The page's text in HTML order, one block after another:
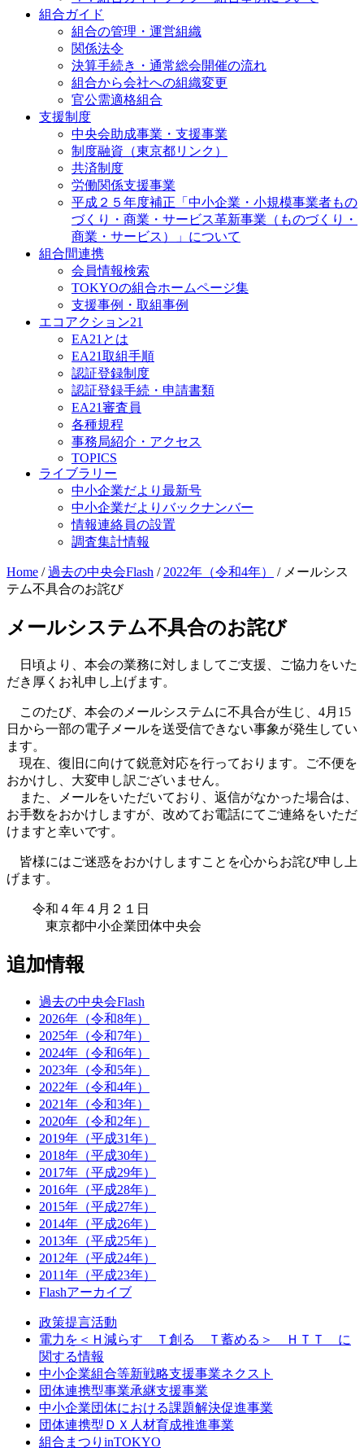
組合ガイド
組合の管理・運営組織
関係法令
決算手続き・通常総会開催の流れ
組合から会社への組織変更
官公需適格組合
支援制度
中央会助成事業・支援事業
制度融資（東京都リンク）
共済制度
労働関係支援事業
平成２５年度補正「中小企業・小規模事業者もの
づくり・商業・サービス革新事業（ものづくり・
商業・サービス）」について
組合間連携
会員情報検索
TOKYOの組合ホームページ集
支援事例・取組事例
エコアクション21
EA21とは
EA21取組手順
認証登録制度
認証登録手続・申請書類
EA21審査員
各種規程
事務局紹介・アクセス
TOPICS
ライブラリー
中小企業だより最新号
中小企業だよりバックナンバー
情報連絡員の設置
調査集計情報
Home /過去の中央会Flash / 2022年（令和4年） / メールシス
テム不具合のお詫び
メールシステム不具合のお詫び
日頃より、本会の業務に対しましてご支援、ご協力をいた
だき厚くお礼申し上げます。
このたび、本会のメールシステムに不具合が生じ、4月15
日から一部の電子メールを送受信できない事象が発生してい
ます。
現在、復旧に向けて鋭意対応を行っております。ご不便を
おかけし、大変申し訳ございません。
また、メールをいただいており、返信がなかった場合は、
お手数をおかけしますが、改めてお電話にてご連絡をいただ
けますと幸いです。
皆様にはご迷惑をおかけしますことを心からお詫び申し上
げます。
令和４年４月２１日
東京都中小企業団体中央会
追加情報
過去の中央会Flash
2026年（令和8年）
2025年（令和7年）
2024年（令和6年）
2023年（令和5年）
2022年（令和4年）
2021年（令和3年）
2020年（令和2年）
2019年（平成31年）
2018年（平成30年）
2017年（平成29年）
2016年（平成28年）
2015年（平成27年）
2014年（平成26年）
2013年（平成25年）
2012年（平成24年）
2011年（平成23年）
Flashアーカイブ
政策提言活動
電力を＜Ｈ減らす Ｔ創る Ｔ蓄める＞ ＨＴＴ に
関する情報
中小企業組合等新戦略支援事業ネクスト
団体連携型事業承継支援事業
中小企業団体における課題解決促進事業
団体連携型ＤＸ人材育成推進事業
組合まつりinTOKYO